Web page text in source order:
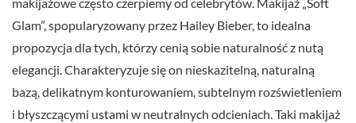
Glam”, spopularyzowany przez Hailey Bieber, to idealna
propozycja dla tych, którzy cenią sobie naturalność z nutą
elegancji. Charakteryzuje się on nieskazitelną, naturalną
bazą, delikatnym konturowaniem, subtelnym rozświetleniem
i błyszczącymi ustami w neutralnych odcieniach. Taki makijaż